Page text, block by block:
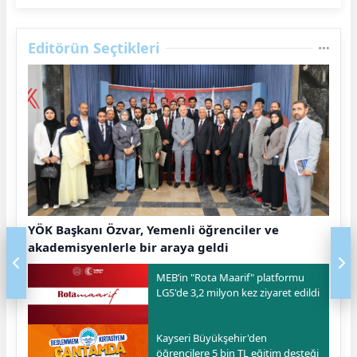
Editörün Seçtikleri
YÖK Başkanı Özvar, Yemenli öğrenciler ve
akademisyenlerle bir araya geldi
MEB’in "Rota Maarif" platformu
LGS'de 3,2 milyon kez ziyaret edildi
Kayseri Büyükşehir'den
öğrencilere 5 bin TL eğitim desteği